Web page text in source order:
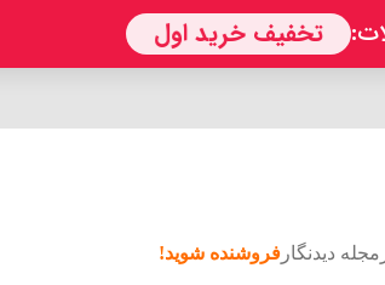
مجله دیدنگار فروشنده شوید!